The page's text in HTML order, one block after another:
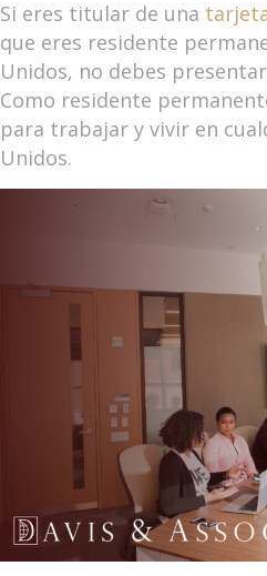
Si eres titular de una
que eres residente
Unidos, no debes
Como residente
para trabajar y vivir en
Unidos.